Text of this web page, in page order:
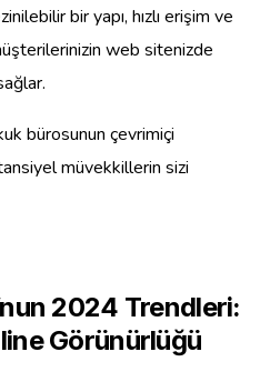
bir yapı, hızlı erişim ve
web sitenizde
bürosunun çevrimiçi
müvekkillerin sizi
2024 Trendleri:
Görünürlüğü